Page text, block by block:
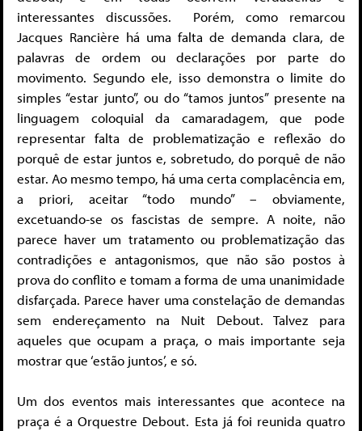
interessantes discussões. Porém, como remarcou
Jacques Rancière há uma falta de demanda clara, de
palavras de ordem ou declarações por parte do
movimento. Segundo ele, isso demonstra o limite do
simples “estar junto”, ou do “tamos juntos” presente na
linguagem coloquial da camaradagem, que pode
representar falta de problematização e reflexão do
porquê de estar juntos e, sobretudo, do porquê de não
estar. Ao mesmo tempo, há uma certa complacência em,
a priori, aceitar “todo mundo” – obviamente,
excetuando-se os fascistas de sempre. A noite, não
parece haver um tratamento ou problematização das
contradições e antagonismos, que não são postos à
prova do conflito e tomam a forma de uma unanimidade
disfarçada. Parece haver uma constelação de demandas
sem endereçamento na Nuit Debout. Talvez para
aqueles que ocupam a praça, o mais importante seja
mostrar que ‘estão juntos’, e só.
Um dos eventos mais interessantes que acontece na
praça é a Orquestre Debout. Esta já foi reunida quatro